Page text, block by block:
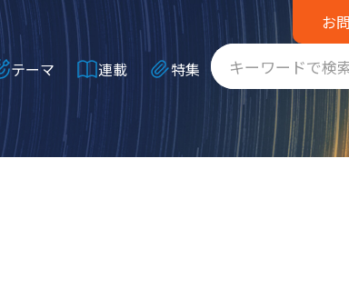
テーマ 連載 特集
お